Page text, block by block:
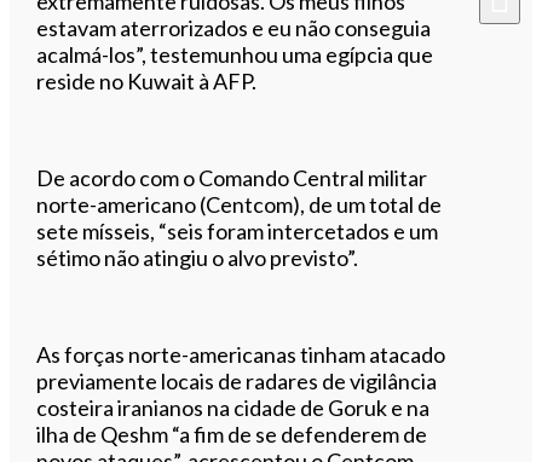
estavam aterrorizados e eu não conseguia
acalmá-los”, testemunhou uma egípcia que
reside no Kuwait à AFP.
De acordo com o Comando Central militar
norte-americano (Centcom), de um total de
sete mísseis, “seis foram intercetados e um
sétimo não atingiu o alvo previsto”.
As forças norte-americanas tinham atacado
previamente locais de radares de vigilância
costeira iranianos na cidade de Goruk e na
ilha de Qeshm “a fim de se defenderem de